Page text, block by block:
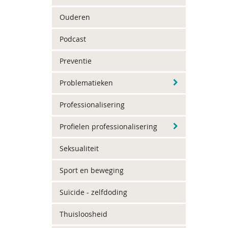
Ouderen
Podcast
Preventie
Problematieken
Professionalisering
Profielen professionalisering
Seksualiteit
Sport en beweging
Suïcide - zelfdoding
Thuisloosheid